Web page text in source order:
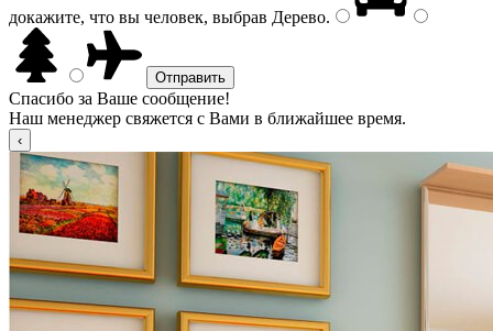
докажите, что вы человек, выбрав Дерево.
Спасибо за Ваше сообщение!
Наш менеджер свяжется с Вами в ближайшее время.